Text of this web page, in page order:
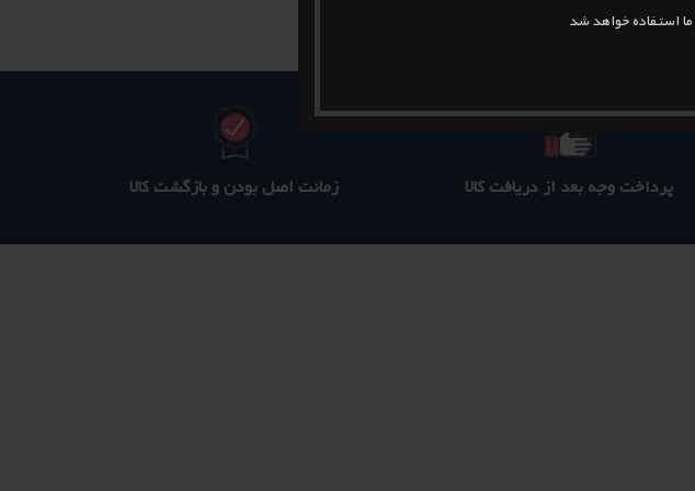
ما استفاده خواهد شد
پرداخت وجه بعد از دریافت کالا زمانت اصل بودن و بازگشت کالا